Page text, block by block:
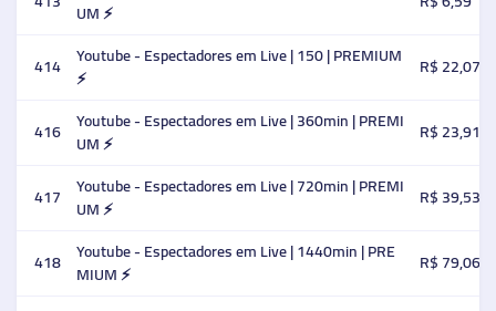
UM ⚡️
414 Youtube - Espectadores em Live | 150 | PREMIUM
⚡️
R$ 22,07
416 Youtube - Espectadores em Live | 360min | PREMI
UM ⚡️
R$ 23,91
417 Youtube - Espectadores em Live | 720min | PREMI
UM ⚡️
R$ 39,53
418 Youtube - Espectadores em Live | 1440min | PRE
MIUM ⚡️
R$ 79,06